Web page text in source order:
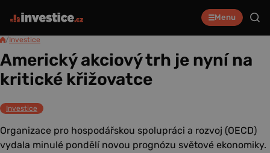
Menu
/Investice
Americký akciový trh je nyní na
kritické křižovatce
Investice
Organizace pro hospodářskou spolupráci a rozvoj (OECD)
vydala minulé pondělí novou prognózu světové ekonomiky.